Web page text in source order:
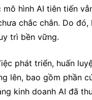
hình AI tiên tiến
chắc chắn. Do
trì bền vững.
phát triển, huấn
lên, bao gồm phần
kinh doanh AI đã